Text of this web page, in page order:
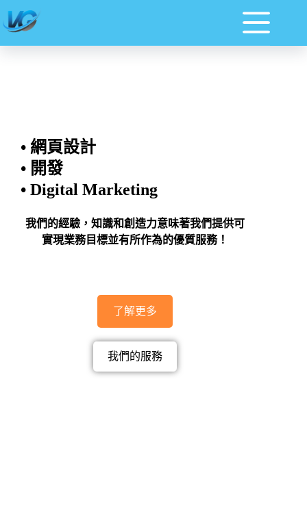
• 網頁設計
• 開發
• Digital Marketing
我們的經驗，知識和創造力意味著我們提供可
實現業務目標並有所作為的優質服務！
了解更多
我們的服務